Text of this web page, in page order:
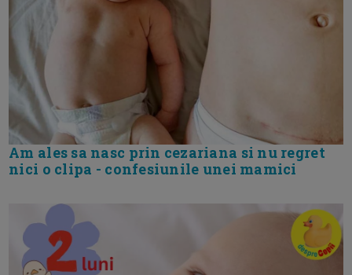
Am ales sa nasc prin cezariana si nu regret
nici o clipa - confesiunile unei mamici